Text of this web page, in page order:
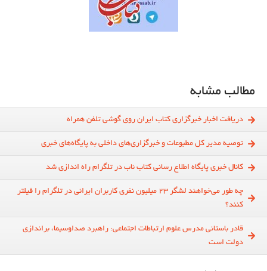
مطالب مشابه
دریافت اخبار خبرگزاری کتاب ایران روی گوشی تلفن همراه
توصیه مدیر کل مطبوعات و خبرگزاری‌های داخلی به پایگاه‌های خبری
کانال خبری پایگاه اطلاع رسانی کتاب ناب در تلگرام راه اندازی شد
چه طور می‌خواهند لشگر 23 میلیون نفری کاربران ایرانی در تلگرام را فیلتر
کنند؟
قادر باستانی مدرس علوم ارتباطات اجتماعی: راهبرد صداوسیما، براندازی
دولت است